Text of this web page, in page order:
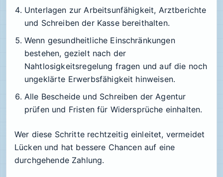
Unterlagen zur Arbeitsunfähigkeit, Arztberichte
und Schreiben der Kasse bereithalten.
Wenn gesundheitliche Einschränkungen
bestehen, gezielt nach der
Nahtlosigkeitsregelung fragen und auf die noch
ungeklärte Erwerbsfähigkeit hinweisen.
Alle Bescheide und Schreiben der Agentur
prüfen und Fristen für Widersprüche einhalten.
Wer diese Schritte rechtzeitig einleitet, vermeidet
Lücken und hat bessere Chancen auf eine
durchgehende Zahlung.